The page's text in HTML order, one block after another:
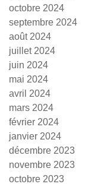
octobre 2024
septembre 2024
août 2024
juillet 2024
juin 2024
mai 2024
avril 2024
mars 2024
février 2024
janvier 2024
décembre 2023
novembre 2023
octobre 2023